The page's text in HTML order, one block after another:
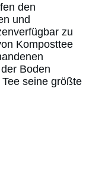
den
und
zu
Komposttee
Boden
seine größte